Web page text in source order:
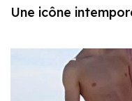
Une icône